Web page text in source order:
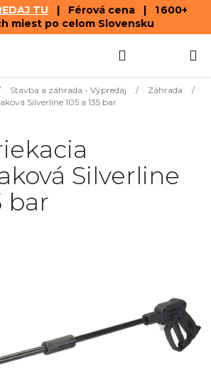
TU | Férová cena | 1 600+
miest po celom Slovensku
KOŠÍK
Stavba a záhrada - Výpredaj / Záhrada
/
Silverline 105 a 135 bar
Silverline
bar